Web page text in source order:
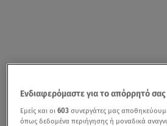
Ενδιαφερόμαστε για το απόρρητό σας
Εμείς και οι603 συνεργάτες μας
όπως δεδομένα περιήγησης ή μοναδικά